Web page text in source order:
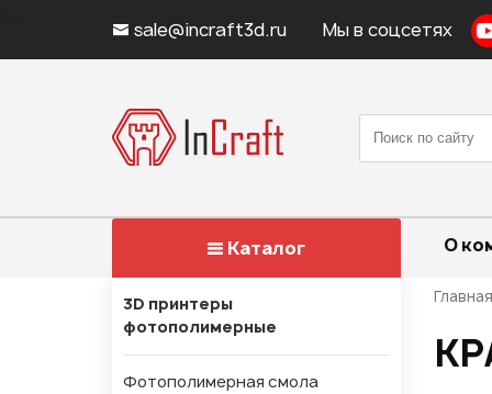
sale@incraft3d.ru Мы в соцсетях
Каталог О
3D принтеры
фотополимерные
Фотополимерная смола
Главная